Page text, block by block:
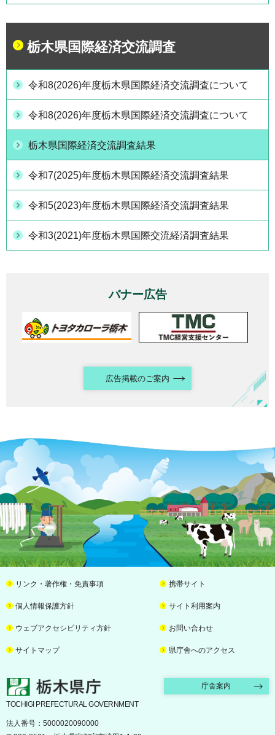
栃木県国際経済交流調査
令和8(2026)年度栃木県国際経済交流調査について
令和8(2026)年度栃木県国際経済交流調査について
栃木県国際経済交流調査結果
令和7(2025)年度栃木県国際経済交流調査結果
令和5(2023)年度栃木県国際経済交流調査結果
令和3(2021)年度栃木県国際交流経済調査結果
バナー広告
広告掲載のご案内
リンク・著作権・免責事項 携帯サイト
個人情報保護方針 サイト利用案内
ウェブアクセシビリティ方針 お問い合わせ
サイトマップ 県庁舎へのアクセス
栃木県庁 庁舎案内
TOCHIGI PREFECTURAL GOVERNMENT
法人番号：5000020090000